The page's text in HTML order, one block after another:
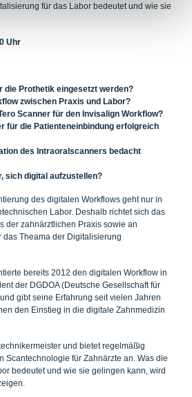
für das Labor bedeutet und wie sie
Uhr
die Prothetik eingesetzt werden?
zwischen Praxis und Labor?
Scanner für den Invisalign Workflow?
für die Patienteneinbindung erfolgreich
des Intraoralscanners bedacht
sich digital aufzustellen?
des digitalen Workflows geht nur in
Labor. Deshalb richtet sich das
der zahnärztlichen Praxis sowie an
das Theama der Digitalisierung
bereits 2012 den digitalen Workflow in
der DGDOA (Deutsche Gesellschaft für
gibt seine Erfahrung seit vielen Jahren
den Einstieg in die digitale Zahnmedizin
und bietet regelmäßig
Scantechnologie für Zahnärzte an. Was die
bedeutet und wie sie gelingen kann, wird